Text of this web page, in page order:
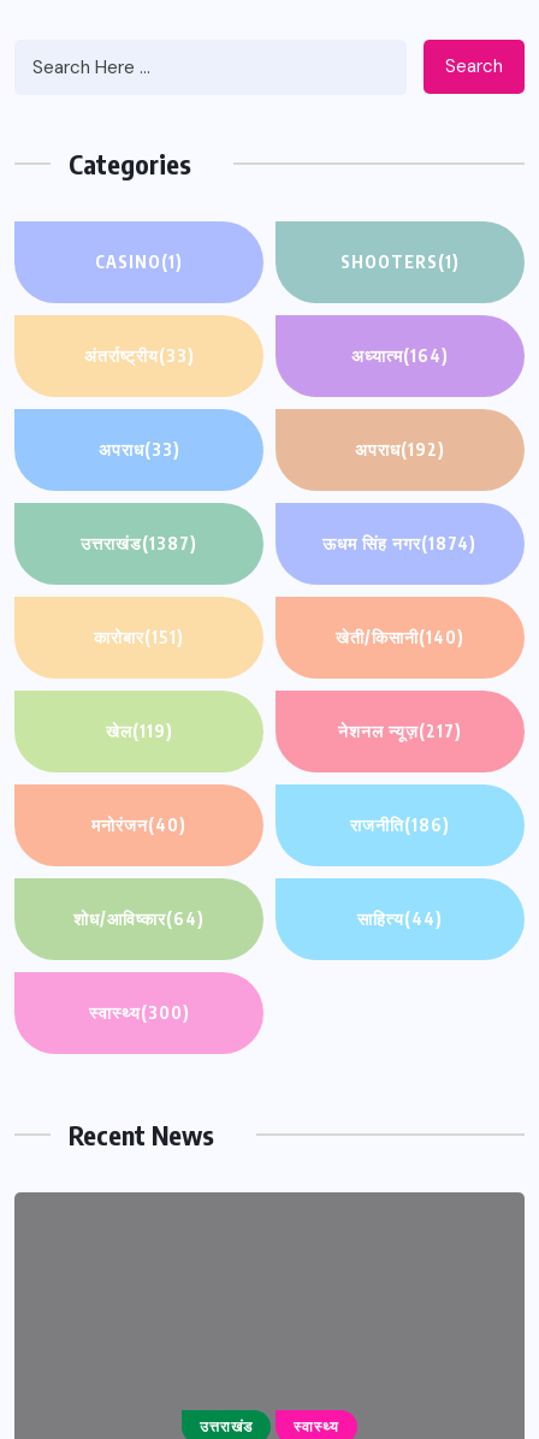
Search
Categories
CASINO(1) SHOOTERS(1)
अंतर्राष्ट्रीय(33) अध्यात्म(164)
अपराध(33) अपराध(192)
उत्तराखंड(1387) ऊधम सिंह नगर(1874)
कारोबार(151) खेती/किसानी(140)
खेल(119) नेशनल न्यूज़(217)
मनोरंजन(40) राजनीति(186)
शोध/आविष्कार(64) साहित्य(44)
स्वास्थ्य(300)
Recent News
उत्तराखंड स्वास्थ्य